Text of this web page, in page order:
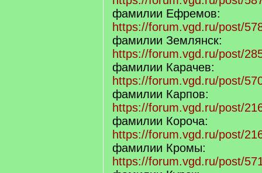
фамилии Ефремов:
https://forum.vgd.ru/post/
фамилии Землянск:
https://forum.vgd.ru/post/
фамилии Карачев:
https://forum.vgd.ru/post/
фамилии Карпов:
https://forum.vgd.ru/post/
фамилии Короча:
https://forum.vgd.ru/post/
фамилии Кромы:
https://forum.vgd.ru/post/